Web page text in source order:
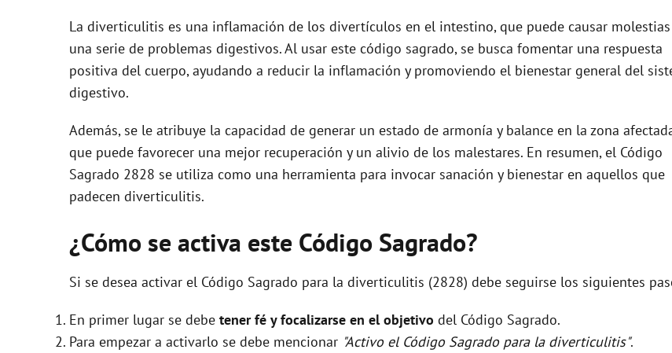
La diverticulitis es una inflamación de los divertículos en el intestino, que puede causar
una serie de problemas digestivos. Al usar este código sagrado, se busca fomentar una respuesta
positiva del cuerpo, ayudando a reducir la inflamación y promoviendo el bienestar general del
digestivo.
Además, se le atribuye la capacidad de generar un estado de armonía y balance en la zona
que puede favorecer una mejor recuperación y un alivio de los malestares. En resumen, el Código
Sagrado 2828 se utiliza como una herramienta para invocar sanación y bienestar en aquellos que
padecen diverticulitis.
¿Cómo se activa este Código Sagrado?
Si se desea activar el Código Sagrado para la diverticulitis (2828) debe seguirse los siguientes
En primer lugar se debe tener fé y focalizarse en el objetivo del Código Sagrado.
Para empezar a activarlo se debe mencionar "Activo el Código Sagrado para la diverticulitis".